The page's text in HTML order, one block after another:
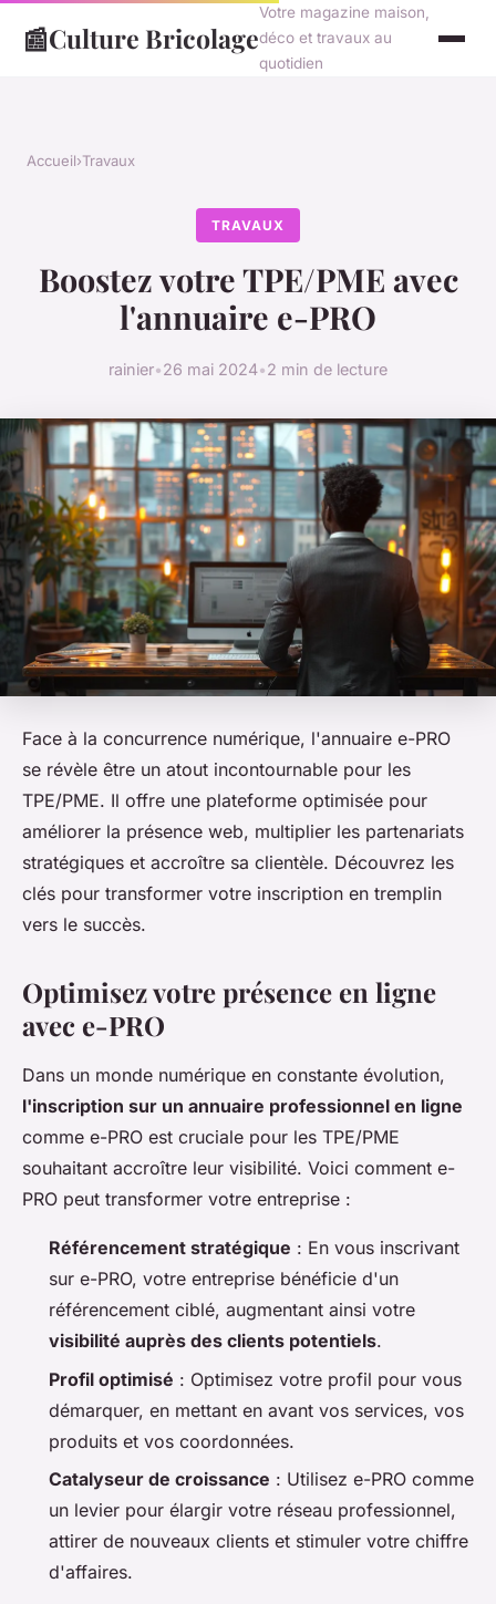
📰Culture Bricolage
Votre magazine maison,
déco et travaux au
quotidien
Accueil›Travaux
TRAVAUX
Boostez votre TPE/PME avec
l'annuaire e-PRO
rainier•26 mai 2024•2 min de lecture
Face à la concurrence numérique, l'annuaire e-PRO
se révèle être un atout incontournable pour les
TPE/PME. Il offre une plateforme optimisée pour
améliorer la présence web, multiplier les partenariats
stratégiques et accroître sa clientèle. Découvrez les
clés pour transformer votre inscription en tremplin
vers le succès.
Optimisez votre présence en ligne
avec e-PRO
Dans un monde numérique en constante évolution,
l'inscription sur un annuaire professionnel en ligne
comme e-PRO est cruciale pour les TPE/PME
souhaitant accroître leur visibilité. Voici comment e-
PRO peut transformer votre entreprise :
Référencement stratégique : En vous inscrivant
sur e-PRO, votre entreprise bénéficie d'un
référencement ciblé, augmentant ainsi votre
visibilité auprès des clients potentiels.
Profil optimisé : Optimisez votre profil pour vous
démarquer, en mettant en avant vos services, vos
produits et vos coordonnées.
Catalyseur de croissance : Utilisez e-PRO comme
un levier pour élargir votre réseau professionnel,
attirer de nouveaux clients et stimuler votre chiffre
d'affaires.